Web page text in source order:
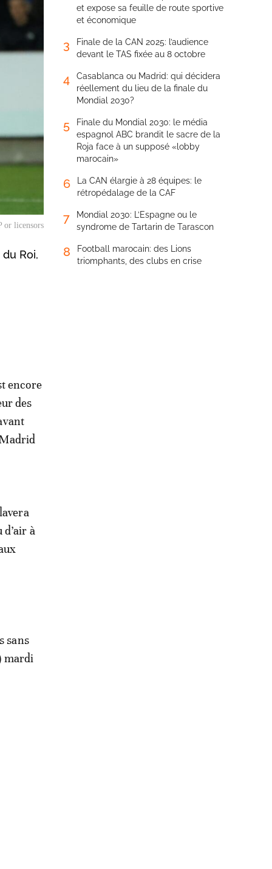
or licensors
Roi,
encore
des
à
sans
mardi
et expose sa feuille de route sportive
et économique
3
Finale de la CAN 2025: l’audience
devant le TAS fixée au 8 octobre
4
Casablanca ou Madrid: qui décidera
réellement du lieu de la finale du
Mondial 2030?
5
Finale du Mondial 2030: le média
espagnol ABC brandit le sacre de la
Roja face à un supposé «lobby
marocain»
6
La CAN élargie à 28 équipes: le
rétropédalage de la CAF
7
Mondial 2030: L’Espagne ou le
syndrome de Tartarin de Tarascon
8
Football marocain: des Lions
triomphants, des clubs en crise